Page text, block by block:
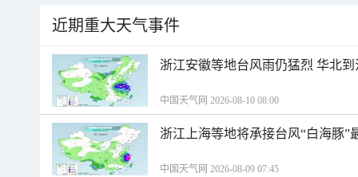
近期重大天气事件
浙江安徽等地台风雨仍猛烈 华北
中国天气网 2026-08-10 08:00
浙江上海等地将承接台风“白海豚”
中国天气网 2026-08-09 07:45